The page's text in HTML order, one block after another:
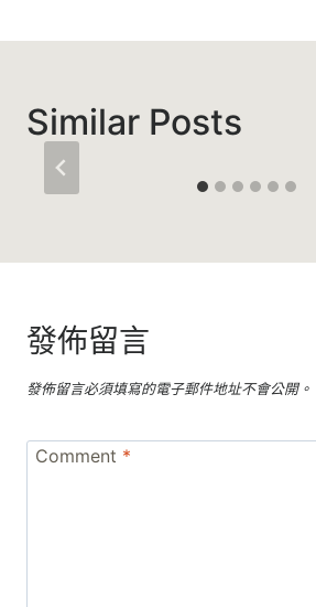
Similar Posts
發佈留言
發佈留言必須填寫的電子郵件地址不會公開。
Comment *